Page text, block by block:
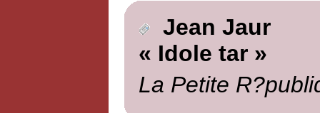
Jean Jaur
« Idole tar »
La Petite